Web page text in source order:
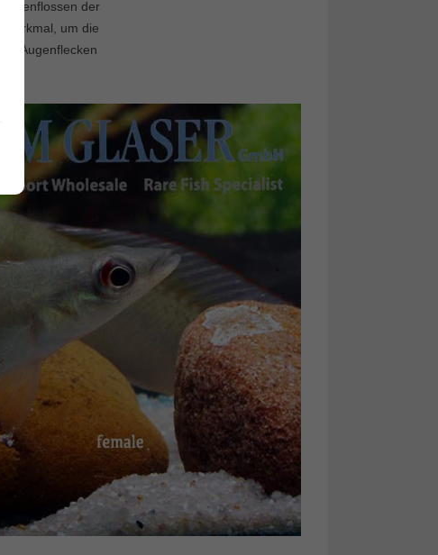
der
Merkmal, um die
Augenflecken